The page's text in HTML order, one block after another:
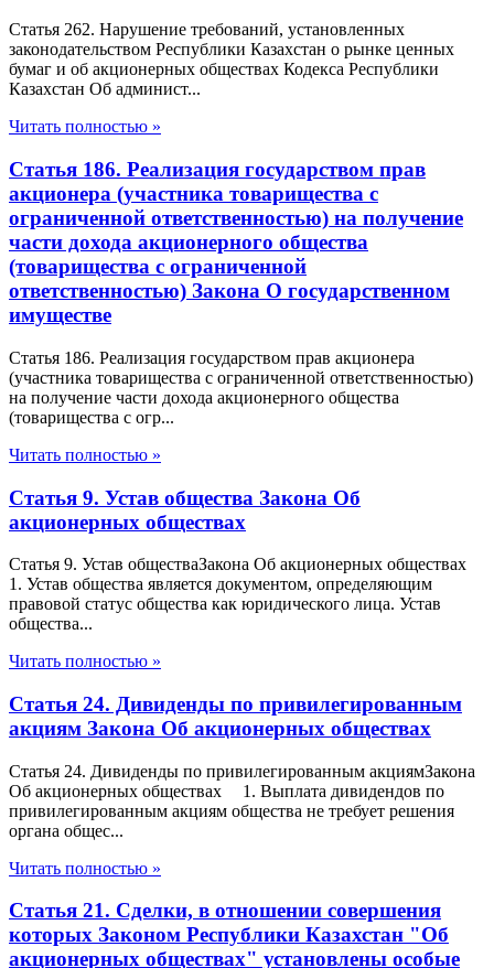
Статья 262. Нарушение требований, установленных
законодательством Республики Казахстан о рынке ценных
бумаг и об акционерных обществах Кодекса Республики
Казахстан Об админист...
Читать полностью »
Статья 186. Реализация государством прав
акционера (участника товарищества с
ограниченной ответственностью) на получение
части дохода акционерного общества
(товарищества с ограниченной
ответственностью) Закона О государственном
имуществе
Статья 186. Реализация государством прав акционера
(участника товарищества с ограниченной ответственностью)
на получение части дохода акционерного общества
(товарищества с огр...
Читать полностью »
Статья 9. Устав общества Закона Об
акционерных обществах
Статья 9. Устав обществаЗакона Об акционерных обществах
1. Устав общества является документом, определяющим
правовой статус общества как юридического лица. Устав
общества...
Читать полностью »
Статья 24. Дивиденды по привилегированным
акциям Закона Об акционерных обществах
Статья 24. Дивиденды по привилегированным акциямЗакона
Об акционерных обществах 1. Выплата дивидендов по
привилегированным акциям общества не требует решения
органа общес...
Читать полностью »
Статья 21. Сделки, в отношении совершения
которых Законом Республики Казахстан "Об
акционерных обществах" установлены особые